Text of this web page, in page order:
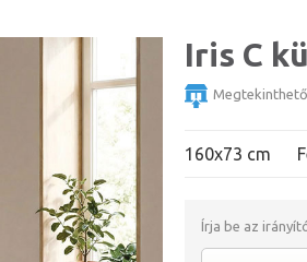
Iris C
160x73 cm
Írja be az